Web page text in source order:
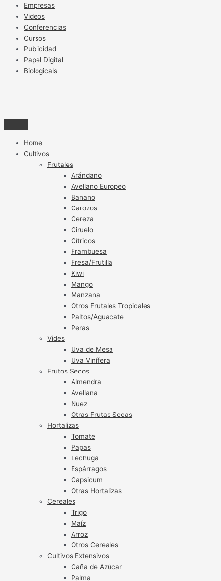
Empresas
Videos
Conferencias
Cursos
Publicidad
Papel Digital
Biologicals
Home
Cultivos
Frutales
Arándano
Avellano Europeo
Banano
Carozos
Cereza
Ciruelo
Cítricos
Frambuesa
Fresa/Frutilla
Kiwi
Mango
Manzana
Otros Frutales Tropicales
Paltos/Aguacate
Peras
Vides
Uva de Mesa
Uva Vinífera
Frutos Secos
Almendra
Avellana
Nuez
Otras Frutas Secas
Hortalizas
Tomate
Papas
Lechuga
Espárragos
Capsicum
Otras Hortalizas
Cereales
Trigo
Maíz
Arroz
Otros Cereales
Cultivos Extensivos
Caña de Azúcar
Palma